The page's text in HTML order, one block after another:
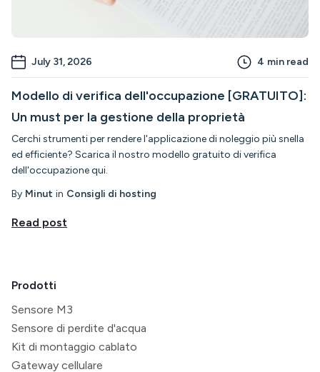
July 31, 2026 4 min read
Modello di verifica dell'occupazione [GRATUITO]:
Un must per la gestione della proprietà
Cerchi strumenti per rendere l'applicazione di noleggio più snella
ed efficiente? Scarica il nostro modello gratuito di verifica
dell'occupazione qui.
By Minut in Consigli di hosting
Read post
Prodotti
Sensore M3
Sensore di perdite d'acqua
Kit di montaggio cablato
Gateway cellulare